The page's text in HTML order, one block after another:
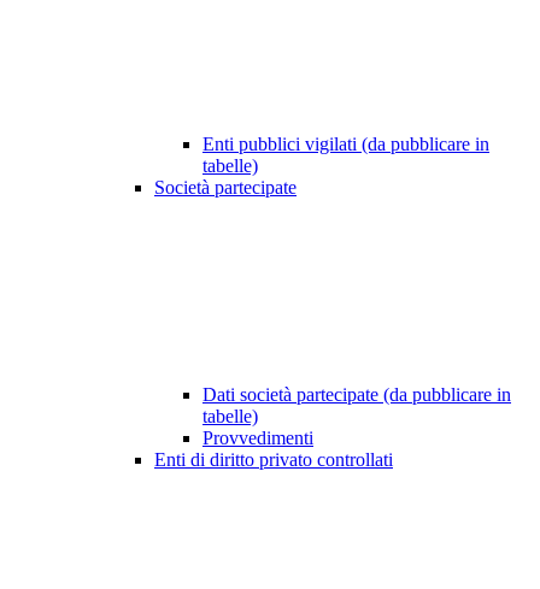
Enti pubblici vigilati (da pubblicare in
tabelle)
Società partecipate
Dati società partecipate (da pubblicare in
tabelle)
Provvedimenti
Enti di diritto privato controllati